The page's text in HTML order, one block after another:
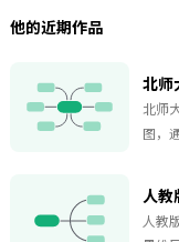
他的近期作品
北师
图，
达。
人教